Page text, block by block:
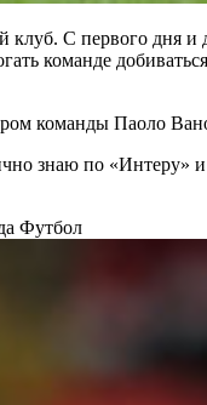
С первого дня
команде
команды Паоло
знаю по «Интеру»
Футбол